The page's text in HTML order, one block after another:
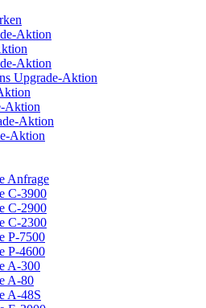
Aktion
Aktion
Upgrade-Aktion
Aktion
Aktion
Aktion
Anfrage
C-3900
C-2900
C-2300
P-7500
P-4600
A-300
A-80
A-48S